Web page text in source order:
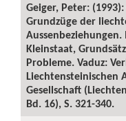
Geiger, Peter:
Grundzüge der
Kleinstaat,
Probleme. Vaduz:
Liechtensteinischen
Gesellschaft
Bd. 16), S. 321-340.